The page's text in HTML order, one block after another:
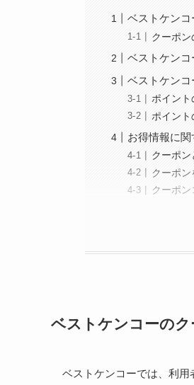
ベストケン
クーポン
ベストケン
ベストケンコ
ポイント
ポイント
お得情報に
クーポン
クーポン
クーポン
ベストケンコーのク
ベストケンコーでは、利用